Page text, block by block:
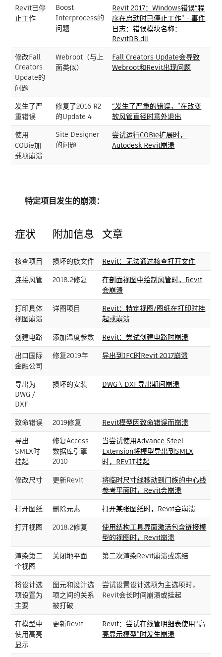
Revit已停
止工作
Boost
Interprocess的
问题
Revit 2017：Windows错误“程
序在启动时已停止工作” - 事件
日志：错误模块名称：
RevitDB.dll
修改Fall
Creators
Update的
问题
Webroot（与上
面类似）
Fall Creators Update会导致
Webroot和Revit出现问题
发生了严
重错误
修复了2016 R2
的Update 4
“发生了严重的错误，”在改变
软风管直径时意外退出
使用
COBie加
载项崩溃
Site Designer
的问题
尝试运行COBie扩展时，
Autodesk Revit崩溃
特定项目发生的崩溃：
症状 附加信息 文章
核查项目 损坏的族文件
Revit：无法通过核查打开文件
连接风管
2018.2修复
在剖面视图中绘制风管时，Revit
会崩溃
打印具体
视图崩溃
详图项目
Revit：特定视图/图纸在打印时挂
起或崩溃
创建电路
添加温度参数
Revit：尝试创建电路时崩溃
出口国际
金融公司
修复2019年 导出到IFC时Revit 2017崩溃
导出为
DWG /
DXF
损坏的安装 DWG \ DXF导出期间崩溃
致命错误 2019修复
Revit模型因致命错误而崩溃
导出
SMLX时
挂起
修复Access
数据库引擎
2010
当尝试使用Advance Steel
Extension将模型导出到SMLX
时，REVIT挂起
修改尺寸
更新Revit
将临时尺寸线移动到门族的中心线
参考平面时，Revit会崩溃
打开图纸
删除元素
打开某张图纸时，Revit会崩溃
打开视图
2018.2修复
使用结构工具界面激活包含链接模
型的视图时，Revit崩溃
渲染第二
个视图
关闭地平面 第二次渲染Revit崩溃或冻结
将设计选
项设置为
主要
图元和设计选
项之间的关系
被打破
尝试设置设计选项为主选项时，
Revit会长时间崩溃或挂起
在模型中
使用高亮
显示
更新Revit
Revit：尝试在线管明细表使用“高
亮显示模型”时发生崩溃